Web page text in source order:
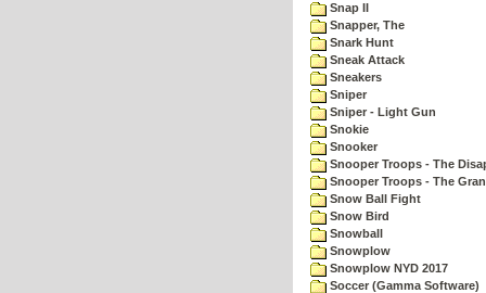
Snap II
Snapper, The
Snark Hunt
Sneak Attack
Sneakers
Sniper
Sniper - Light Gun
Snokie
Snooker
Snooper Troops - The
Snooper Troops - The
Snow Ball Fight
Snow Bird
Snowball
Snowplow
Snowplow NYD 2017
Soccer (Gamma Software)